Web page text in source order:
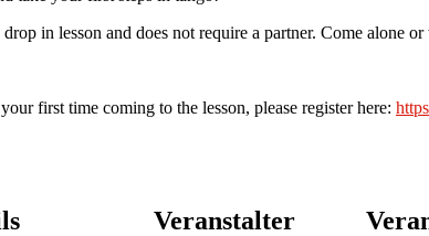
in lesson and does not require a partner. Come alone
first time coming to the lesson, please register here:
Veranstalter